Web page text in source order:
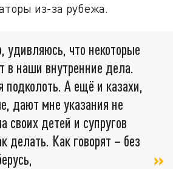
из-за рубежа.
удивляюсь, что некоторые
в наши внутренние дела.
подколоть. А ещё и казахи,
дают мне указания не
своих детей и супругов
делать. Как говорят – без